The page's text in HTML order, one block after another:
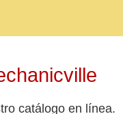
catálogo en línea.